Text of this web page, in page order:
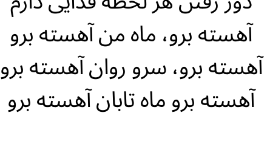
آهسته برو، ماه من آهسته برو
آهسته برو، سرو روان آهسته برو
آهسته برو ماه تابان آهسته برو